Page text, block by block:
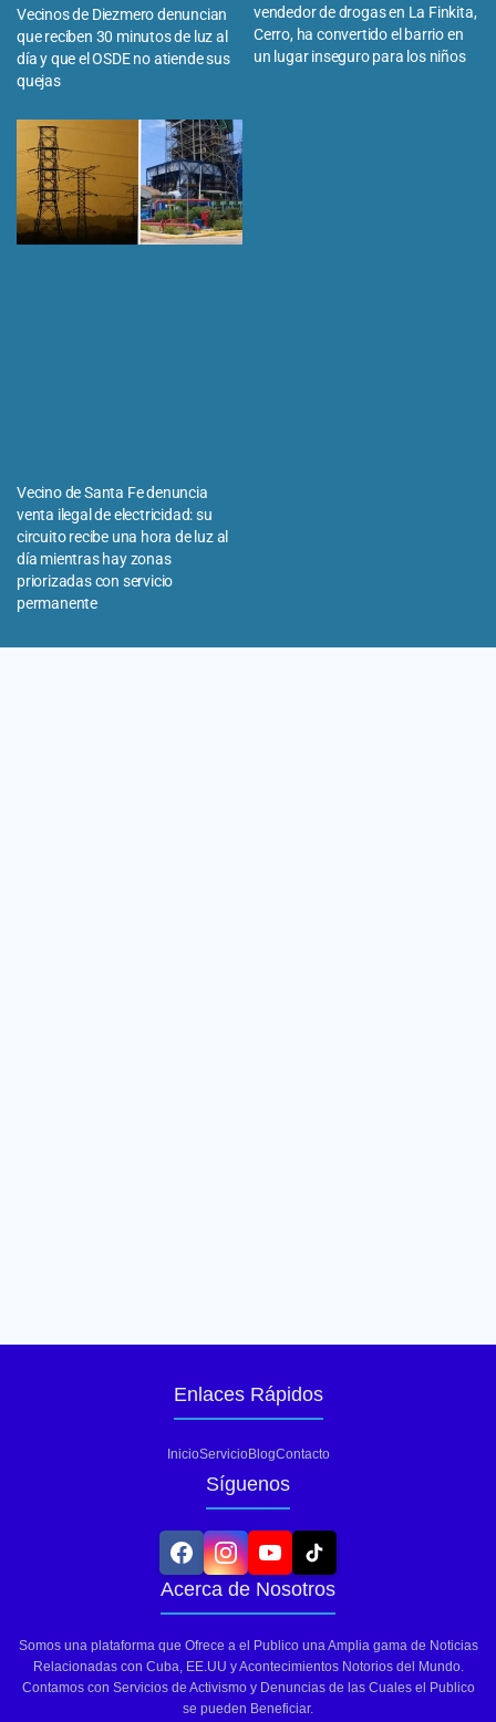
Vecinos de Diezmero denuncian
que reciben 30 minutos de luz al
día y que el OSDE no atiende sus
quejas
vendedor de drogas en La Finkita,
Cerro, ha convertido el barrio en
un lugar inseguro para los niños
Vecino de Santa Fe denuncia
venta ilegal de electricidad: su
circuito recibe una hora de luz al
día mientras hay zonas
priorizadas con servicio
permanente
Enlaces Rápidos
InicioServicioBlogContacto
Síguenos
Acerca de Nosotros
Somos una plataforma que Ofrece a el Publico una Amplia gama de Noticias
Relacionadas con Cuba, EE.UU y Acontecimientos Notorios del Mundo.
Contamos con Servicios de Activismo y Denuncias de las Cuales el Publico
se pueden Beneficiar.